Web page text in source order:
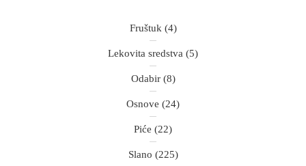
Fruštuk (4)
Lekovita sredstva (5)
Odabir(8)
Osnove (24)
Piće (22)
Slano (225)